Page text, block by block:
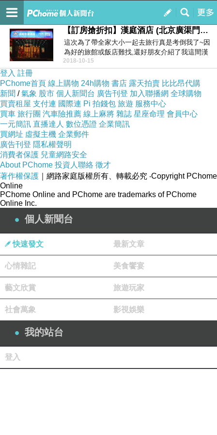
我的
訂閱
電腦之都
【訂房搶折扣】漢庭酒店 (北京廣渠門店) - 北京 好康推薦
這次為了帶全家大小一起去旅行真是考倒我了~因
為好的旅館或飯店難找,還好朋友介紹了我這間漢
庭酒店 (北...
2018-10-15
登入 註冊
PChome首頁 線上購物 24h購物 書店 露天拍賣 比比昂代購
新聞 /氣象 股市 個人新聞台 廣告刊登 加入聯播網 全球購物
買賣租屋 支付連 國際連 Pi 拍錢包 旅遊 服務中心
買車 旅行團 汽車險推薦 線上麻將 雜誌 星座命理 會員中心
一元簡訊 直播達人 數位憑證 企業簡訊
買網址 虛擬主機 企業郵件
廣告刊登 隱私權聲明
消費者保護 兒童網路安全
About PChome 投資人聯絡 徵才
著作權保護 ｜網路家庭版權所有、轉載必究 ‧Copyright PChome
Online
PChome Online and PChome are trademarks of PChome
Online Inc.
個人新聞台
快速發文 最新文章
心情雜記 美食饗宴
藝文欣賞 旅遊玩家
社會萬象 影視娛樂
我的站台
登入